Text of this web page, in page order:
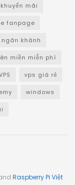
khuyến mãi
fanpage
ngân khánh
miền miễn phí
vps giá rẻ
windows
Raspberry Pi Việt